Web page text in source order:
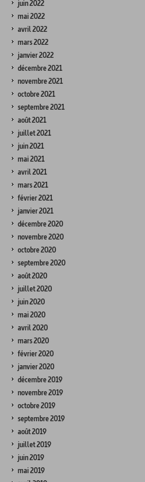
juin 2022
mai 2022
avril 2022
mars 2022
janvier 2022
décembre 2021
novembre 2021
octobre 2021
septembre 2021
août 2021
juillet 2021
juin 2021
mai 2021
avril 2021
mars 2021
février 2021
janvier 2021
décembre 2020
novembre 2020
octobre 2020
septembre 2020
août 2020
juillet 2020
juin 2020
mai 2020
avril 2020
mars 2020
février 2020
janvier 2020
décembre 2019
novembre 2019
octobre 2019
septembre 2019
août 2019
juillet 2019
juin 2019
mai 2019